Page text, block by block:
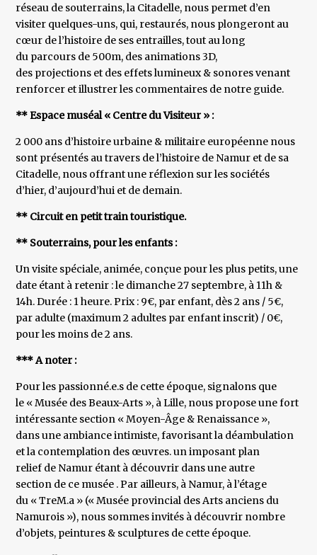
réseau de souterrains, la Citadelle, nous permet d’en
visiter quelques-uns, qui, restaurés, nous plongeront au
cœur de l’histoire de ses entrailles, tout au long
du parcours de 500m, des animations 3D,
des projections et des effets lumineux & sonores venant
renforcer et illustrer les commentaires de notre guide.
** Espace muséal « Centre du Visiteur » :
2 000 ans d’histoire urbaine & militaire européenne nous
sont présentés au travers de l’histoire de Namur et de sa
Citadelle, nous offrant une réflexion sur les sociétés
d’hier, d’aujourd’hui et de demain.
** Circuit en petit train touristique.
** Souterrains, pour les enfants :
Un visite spéciale, animée, conçue pour les plus petits, une
date étant à retenir : le dimanche 27 septembre, à 11h &
14h. Durée : 1 heure. Prix : 9€, par enfant, dès 2 ans / 5€,
par adulte (maximum 2 adultes par enfant inscrit) / 0€,
pour les moins de 2 ans.
*** A noter :
Pour les passionné.e.s de cette époque, signalons que
le « Musée des Beaux-Arts », à Lille, nous propose une fort
intéressante section « Moyen-Âge & Renaissance »,
dans une ambiance intimiste, favorisant la déambulation
et la contemplation des œuvres. un imposant plan
relief de Namur étant à découvrir dans une autre
section de ce musée . Par ailleurs, à Namur, à l’étage
du « TreM.a » (« Musée provincial des Arts anciens du
Namurois »), nous sommes invités à découvrir nombre
d’objets, peintures & sculptures de cette époque.